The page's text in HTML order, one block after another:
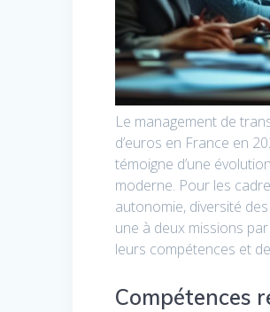
Le management de
d’euros en France en
témoigne d’une
moderne. Pour les
autonomie, diversité
une à deux missions
leurs compétences et
Compétences